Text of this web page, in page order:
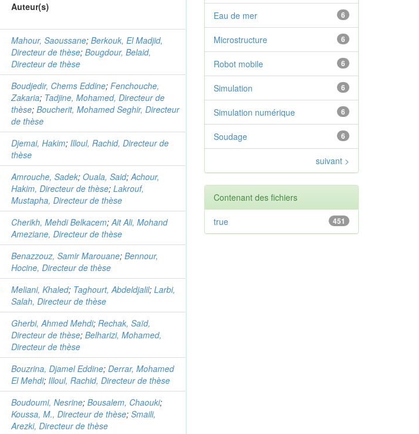
Auteur(s)
Mahour, Saoussane;Berkouk, El Madjid,
Directeur de thèse;Bougdour, Belaid,
Directeur de thèse
Boudjedir, Chems Eddine;Fenchouche,
Zakaria; Tadjine, Mohamed, Directeur de
thèse;Boucherit, Mohamed Seghir, Directeur
de thèse
Djemai, Hakim;Illoul, Rachid, Directeur de
thèse
Amrouche, Sadek;Ouala, Said;Achour,
Hakim, Directeur de thèse;Lakrouf,
Mustapha, Directeur de thèse
Cherikh, Mehdi Belkacem;Ait Ali, Mohand
Ameziane, Directeur de thèse
Benazzouz, Samir Marouane;Bennour,
Hocine, Directeur de thèse
Meliani, Khaled; Taghourt, Abdeldjalil;Larbi,
Salah, Directeur de thèse
Gherbi, Ahmed Mehdi;Rechak, Saïd,
Directeur de thèse;Belharizi, Mohamed,
Directeur de thèse
Bouzrina, Djamel Eddine;Derrar, Mohamed
El Mehdi;Illoul, Rachid, Directeur de thèse
Boudoumi, Nesrine;Bousalem, Chaouki;
Koussa, M., Directeur de thèse;Smaili,
Arezki, Directeur de thèse
6
Eau de mer
6
Microstructure
6
Robot mobile
6
Simulation
6
Simulation numérique
6
Soudage
suivant >
Contenant des fichiers
451
true